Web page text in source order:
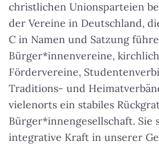
christlichen Unionsparteien
der Vereine in Deutschland,
C in Namen und Satzung
Bürger*innenvereine,
Fördervereine,
Traditions- und
vielenorts ein stabiles
Bürger*innengesellschaft. Sie
integrative Kraft in unserer